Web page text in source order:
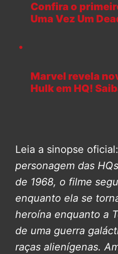
Confira o
Uma Vez Um
Marvel revela
Hulk em HQ!
Leia a sinopse oficial:
personagem das
de 1968, o filme
enquanto ela se
heroína enquanto a
de uma guerra
raças alienígenas.